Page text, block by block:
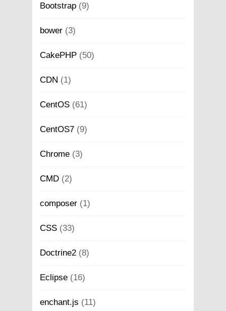
Bootstrap (9)
bower (3)
CakePHP (50)
CDN (1)
CentOS (61)
CentOS7 (9)
Chrome (3)
CMD (2)
composer (1)
CSS (33)
Doctrine2 (8)
Eclipse (16)
enchant.js (11)